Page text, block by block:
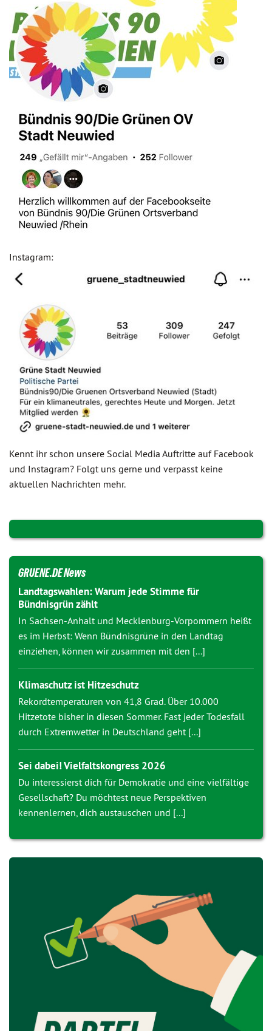
Instagram:
Kennt ihr schon unsere Social Media Auftritte auf Facebook
und Instagram? Folgt uns gerne und verpasst keine
aktuellen Nachrichten mehr.
GRUENE.DE News
Landtagswahlen: Warum jede Stimme für
Bündnisgrün zählt
In Sachsen-Anhalt und Mecklenburg-Vorpommern heißt
es im Herbst: Wenn Bündnisgrüne in den Landtag
einziehen, können wir zusammen mit den [...]
Klimaschutz ist Hitzeschutz
Rekordtemperaturen von 41,8 Grad. Über 10.000
Hitzetote bisher in diesen Sommer. Fast jeder Todesfall
durch Extremwetter in Deutschland geht [...]
Sei dabei! Vielfaltskongress 2026
Du interessierst dich für Demokratie und eine vielfältige
Gesellschaft? Du möchtest neue Perspektiven
kennenlernen, dich austauschen und [...]